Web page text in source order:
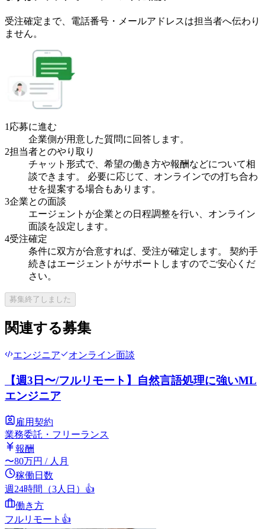
受注確定まで、 電話番号・メールアドレスは担当者へ伝わり
ません。
1 応募に進む
企業側が用意した質問に回答します。
2担当者とのやり取り
チャット形式で、希望の働き方や報酬などについて相
談できます。 必要に応じて、オンラインでの打ち合わ
せを提案する場合もあります。
3企業との面談
エージェントが企業との日程調整を行い、オンライン
面談を設定します。
4受注確定
条件に双方が合意すれば、受注が確定します。 契約手
続きはエージェントがサポートしますのでご安心くだ
さい。
募集終了しました
関連する募集
エンジニア オンライン面談
【週3日〜/フルリモート】自然言語処理に強いML
エンジニア
雇用契約
業務委託・フリーランス
報酬
〜80万円 / 人月
稼働日数
週24時間（3人日） 👍
働き方
フルリモート 👍